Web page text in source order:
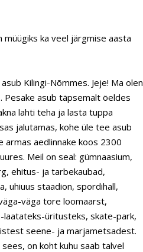
ka veel järgmise aasta
asub Kilingi-Nõmmes. Jeje! Ma olen
Pesake asub täpsemalt öeldes
lahti teha ja lasta tuppa
jalutamas, kohe üle tee asub
armas aedlinnake koos 2300
Meil on seal: gümnaasium,
ehitus- ja tarbekaubad,
uhiuus staadion, spordihall,
väga tore loomaarst,
üritusteks, skate-park,
seene- ja marjametsadest.
on koht kuhu saab talvel